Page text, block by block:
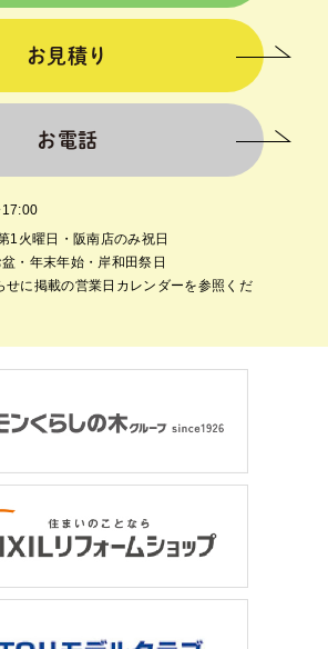
1⽕曜⽇・阪南店のみ祝日
・年末年始・岸和田祭日
に掲載の営業日カレンダーを参照くだ
お見積り
お電話